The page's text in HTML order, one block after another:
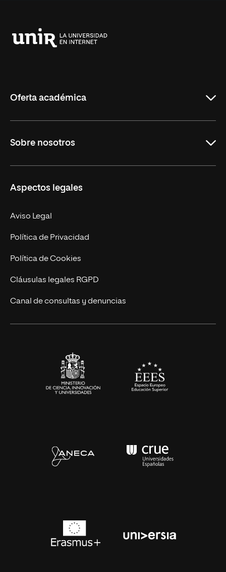
Oferta académica
Másteres Oficiales
Másteres Propios
Doctorados
Experto Universitario
Postgrados
Cursos Universitarios
Sobre nosotros
Facultades
Nuestro Equipo
Trabaja en UNIR
Actualidad
UNIR Revista
Eventos
Aspectos legales
Aviso Legal
Política de Privacidad
Política de Cookies
Cláusulas legales RGPD
Canal de consultas y denuncias